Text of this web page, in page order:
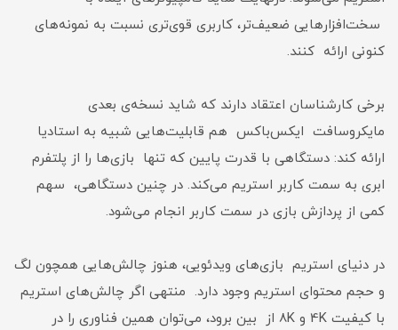
سخت‌افزارهایی ضعیف‌تر، کاربری‌ قوی‌تری نسبت به نمونه‌های
کنونی ارائه کنند.
برخی کارشناسان اعتقاد دارند که شاید نسخه‌ی بعدی
مایکروسافت ایکس‌باکس هم قابلیت‌هایی شبیه به استادیا
ارائه کند: دستگاهی با قدرت پایین که تنها بازی‌ها را از پلتفرم
ابری به سمت کاربر استریم می‌کند. در چنین دستگاهی، سهم
کمی از پردازش بازی در سمت کاربر انجام می‌شود.
در دنیای استریم بازی‌های ویدئویی، هنوز چالش‌هایی همچون لگ
و حجم محتوای استریم وجود دارد. منتهی اگر چالش‌‌های استریم
با کیفیت 4K و 8K از بین برود، می‌توان همین فناوری را در